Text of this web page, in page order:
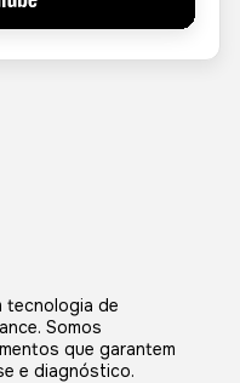
tecnologia de
Somos
que garantem
e diagnóstico.